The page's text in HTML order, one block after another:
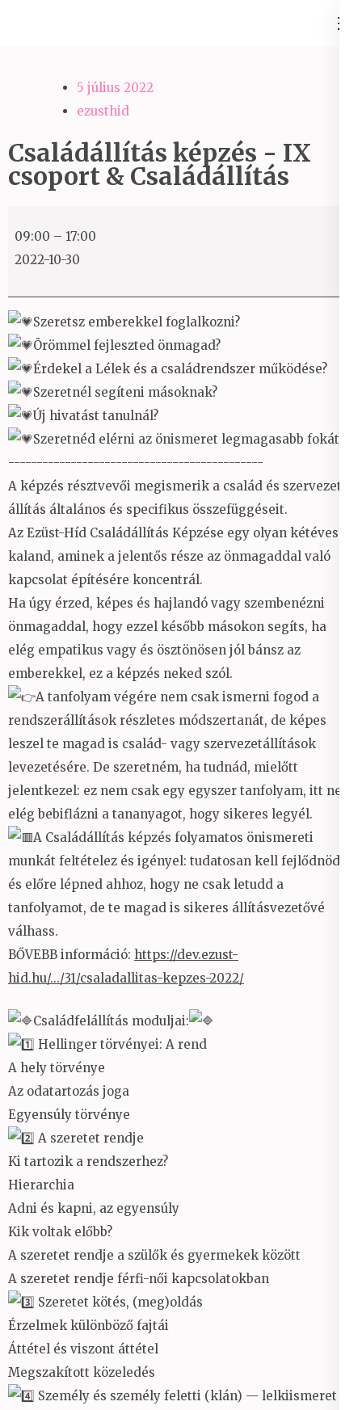
5 július 2022
ezusthid
Családállítás képzés - IX
csoport & Családállítás
képzés
csoport
&
Családállítás
09:00 – 17:00
2022-10-30
Szeretsz emberekkel foglalkozni?
Örömmel fejleszted önmagad?
Érdekel a Lélek és a családrendszer működése?
Szeretnél segíteni másoknak?
Új hivatást tanulnál?
Szeretnéd elérni az önismeret legmagasabb fokát?
---------------------------------------------
A képzés résztvevői megismerik a család és szervezet
állítás általános és specifikus összefüggéseit.
Az Ezüst-Híd Családállítás Képzése egy olyan kétéves
kaland, aminek a jelentős része az önmagaddal való
kapcsolat építésére koncentrál.
Ha úgy érzed, képes és hajlandó vagy szembenézni
önmagaddal, hogy ezzel később másokon segíts, ha
elég empatikus vagy és ösztönösen jól bánsz az
emberekkel, ez a képzés neked szól.
A tanfolyam végére nem csak ismerni fogod a
rendszerállítások részletes módszertanát, de képes
leszel te magad is család- vagy szervezetállítások
levezetésére. De szeretném, ha tudnád, mielőtt
jelentkezel: ez nem csak egy egyszer tanfolyam, itt nem
elég bebiflázni a tananyagot, hogy sikeres legyél.
A Családállítás képzés folyamatos önismereti
munkát feltételez és igényel: tudatosan kell fejlődnöd
és előre lépned ahhoz, hogy ne csak letudd a
tanfolyamot, de te magad is sikeres állításvezetővé
válhass.
BŐVEBB információ: https://dev.ezust-
hid.hu/.../31/csaladallitas-kepzes-2022/
Családfelállítás moduljai:
Hellinger törvényei: A rend
A hely törvénye
Az odatartozás joga
Egyensúly törvénye
A szeretet rendje
Ki tartozik a rendszerhez?
Hierarchia
Adni és kapni, az egyensúly
Kik voltak előbb?
A szeretet rendje a szülők és gyermekek között
A szeretet rendje férfi-női kapcsolatokban
Szeretet kötés, (meg)oldás
Érzelmek különböző fajtái
Áttétel és viszont áttétel
Megszakított közeledés
Személy és személy feletti (klán) — lelkiismeret